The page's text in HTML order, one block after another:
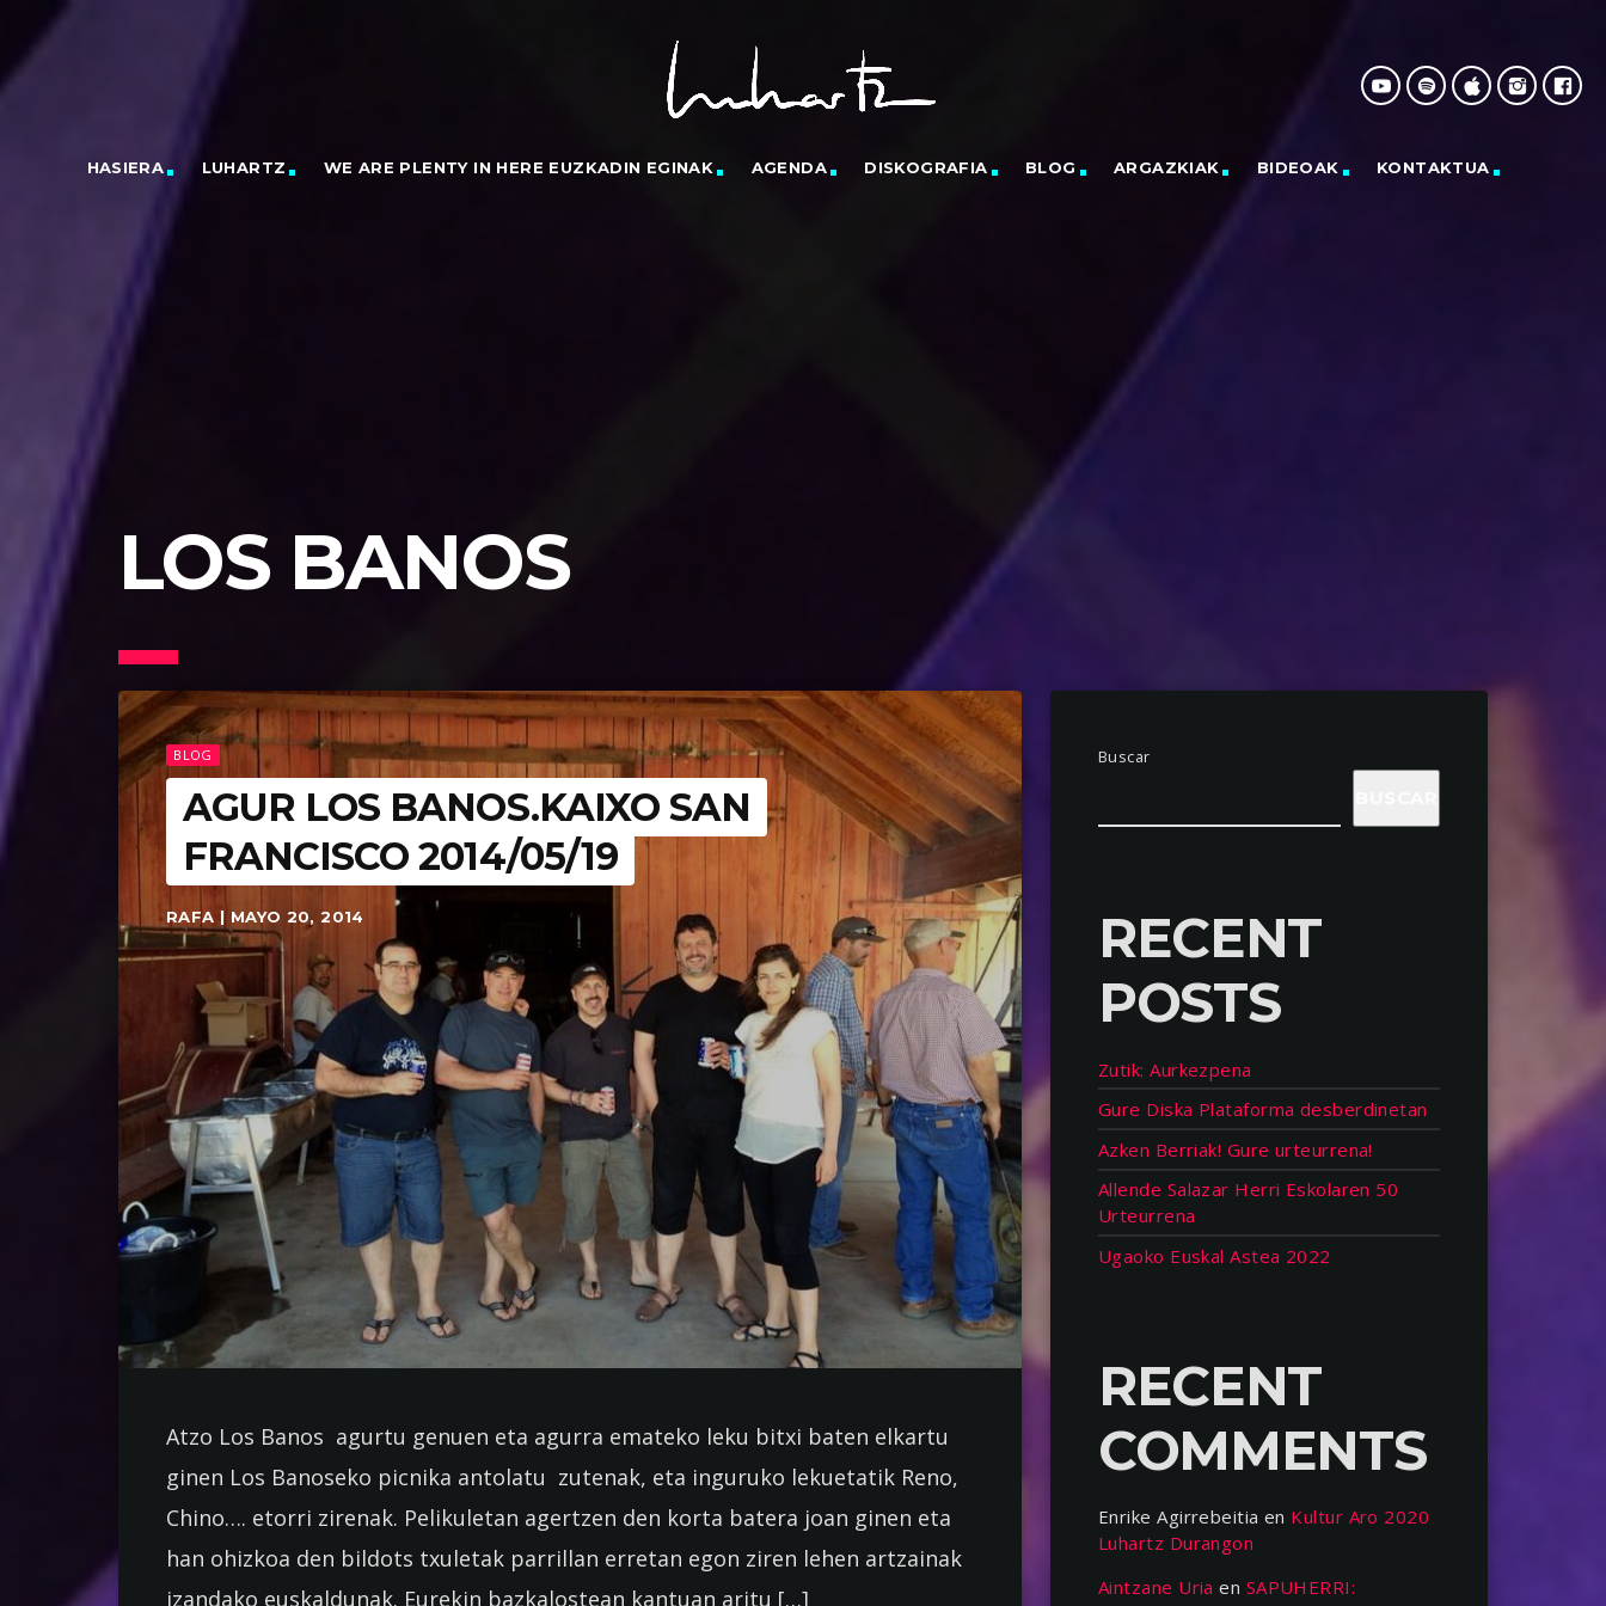
HASIERA LUHARTZ WE ARE PLENTY IN HERE EUZKADIN EGINAK AGENDA DISKOGRAFIA BLOG ARGAZKIAK BIDEOAK KONTAKTUA
LOS BANOS
BLOG
AGUR LOS BANOS.KAIXO SAN
FRANCISCO 2014/05/19
RAFA | MAYO 20, 2014
Atzo Los Banos agurtu genuen eta agurra emateko leku bitxi baten elkartu
ginen Los Banoseko picnika antolatu zutenak, eta inguruko lekuetatik Reno,
Chino…. etorri zirenak. Pelikuletan agertzen den korta batera joan ginen eta
han ohizkoa den bildots txuletak parrillan erretan egon ziren lehen artzainak
izandako euskaldunak. Eurekin bazkalostean kantuan aritu […]
Buscar
RECENT
POSTS
Zutik: Aurkezpena
Gure Diska Plataforma desberdinetan
Azken Berriak! Gure urteurrena!
Allende Salazar Herri Eskolaren 50
Urteurrena
Ugaoko Euskal Astea 2022
RECENT
COMMENTS
Enrike Agirrebeitia en Kultur Aro 2020
Luhartz Durangon
Aintzane Uria en SAPUHERRI: